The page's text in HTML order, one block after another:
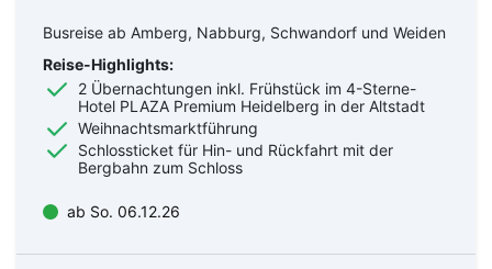
Busreise ab Amberg, Nabburg, Schwandorf und Weiden
Reise-Highlights:
2 Übernachtungen inkl. Frühstück im 4-Sterne-
Hotel PLAZA Premium Heidelberg in der Altstadt
Weihnachtsmarktführung
Schlossticket für Hin- und Rückfahrt mit der
Bergbahn zum Schloss
ab So. 06.12.26